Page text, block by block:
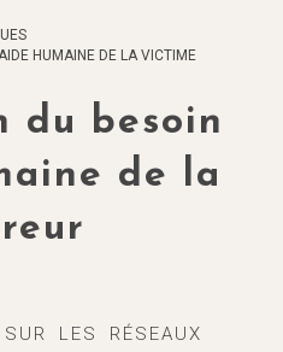
HUMAINE DE LA VICTIME
du besoin
de la
LES RÉSEAUX